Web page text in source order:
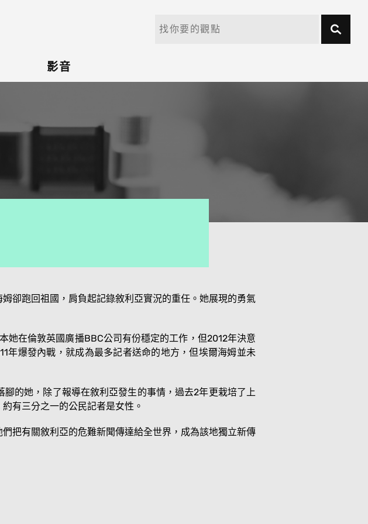
影音
卻跑回祖國，肩負起記錄敘利亞實況的重任。她展現的勇氣
她在倫敦英國廣播BBC公司有份穩定的工作，但2012年決意
年爆發內戰，就成為最多記者送命的地方，但埃爾海姆並未
的她，除了報導在敘利亞發生的事情，過去2年更栽培了上
有三分之一的公民記者是女性。
把有關敘利亞的危難新聞傳達給全世界，成為該地獨立新傳